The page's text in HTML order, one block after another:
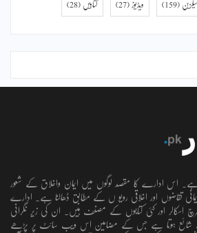
(159) ویڈیوز (27) کتابیں (28)
ہے۔ اس ادارے کا مقصد لوگوں میں ایمان واخلاق کے شعور
تقاضوں اور اخلاقی رویو ں کے مطابق ڈھالنا ہے۔ ادارے
اسکالر اور کئی کتابوں کے مصنف ہیں۔ ان کی زیر نگرانی
سے شائع ہوتا ہے جس کے مضامین اس ویب سائٹ پر پڑھے